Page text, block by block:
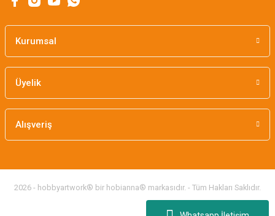
Kurumsal
Üyelik
Alışveriş
2026 - hobbyartwork® bir hobianna® markasıdır. - Tüm Hakları Saklıdır.